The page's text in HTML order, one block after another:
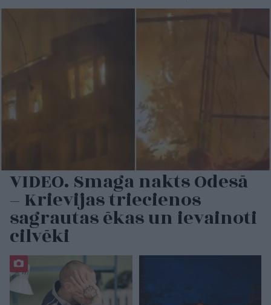
VIDEO. Smaga nakts Odesā
– Krievijas triecienos
sagrautas ēkas un ievainoti
cilvēki